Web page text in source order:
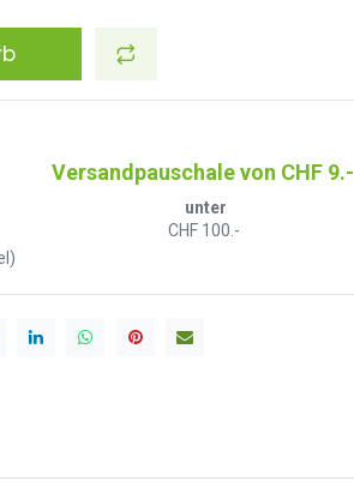
Versandpauschale von CHF 9.-
unter
CHF 100.-